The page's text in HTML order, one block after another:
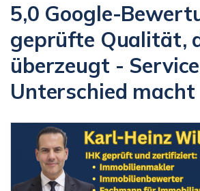
5,0 Google-
geprüfte Qualität,
überzeugt -
Unterschied macht